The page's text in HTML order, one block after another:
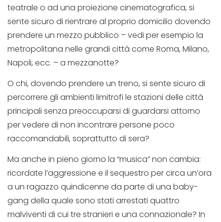
teatrale o ad una proiezione cinematografica, si
sente sicuro di rientrare al proprio domicilio dovendo
prendere un mezzo pubblico – vedi per esempio la
metropolitana nelle grandi città come Roma, Milano,
Napoli, ecc. – a mezzanotte?
O chi, dovendo prendere un treno, si sente sicuro di
percorrere gli ambienti limitrofi le stazioni delle città
principali senza preoccuparsi di guardarsi attorno
per vedere di non incontrare persone poco
raccomandabili, soprattutto di sera?
Ma anche in pieno giorno la “musica” non cambia:
ricordate l’aggressione e il sequestro per circa un’ora
a un ragazzo quindicenne da parte di una baby-
gang della quale sono stati arrestati quattro
malviventi di cui tre stranieri e una connazionale? In